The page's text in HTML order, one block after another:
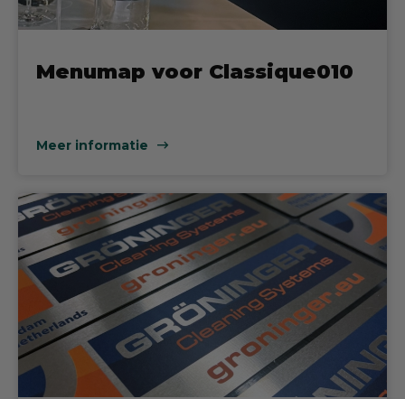
Menumap voor Classique010
Meer informatie